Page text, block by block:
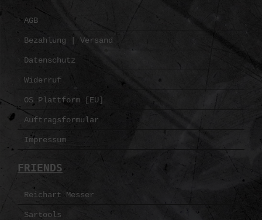
AGB
Bezahlung | Versand
Datenschutz
Widerruf
OS Plattform [EU]
Auftragsformular
Impressum
FRIENDS
Reichart Messer
Sartools